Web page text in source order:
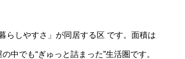
らしやすさ」が同居する区 です。面積は
中でも“ぎゅっと詰まった”生活圏です。